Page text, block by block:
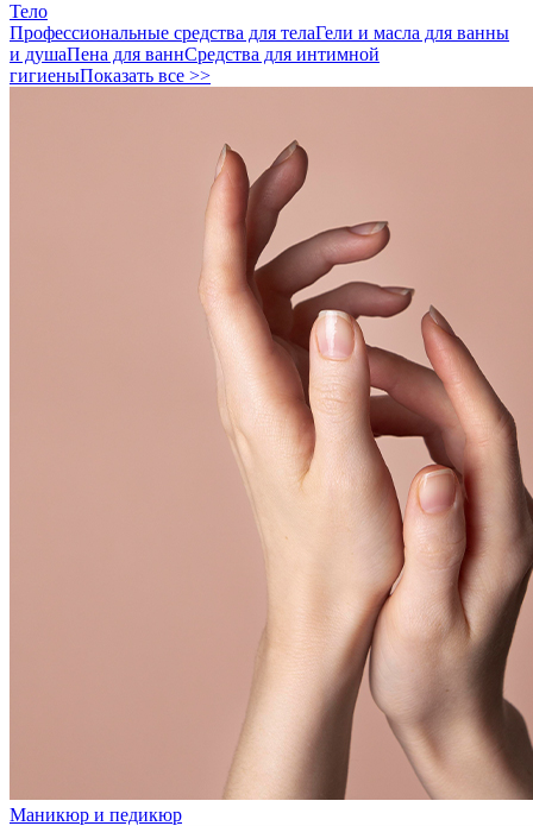
Тело
Профессиональные средства для телаГели и масла для ванны
и душаПена для ваннСредства для интимной
гигиеныПоказать все >>
Маникюр и педикюр